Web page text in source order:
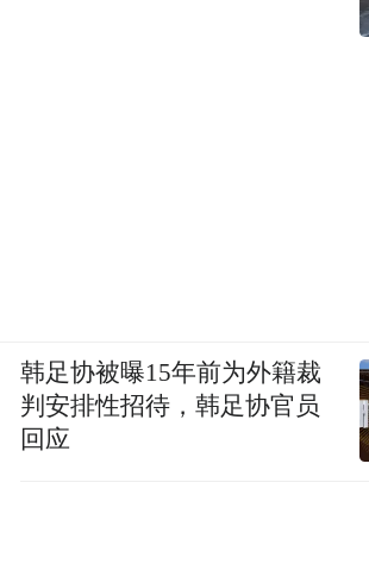
韩足协被曝15年前为外籍裁
判安排性招待，韩足协官员
回应